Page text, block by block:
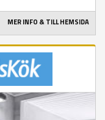
MER INFO & TILL HEMSIDA